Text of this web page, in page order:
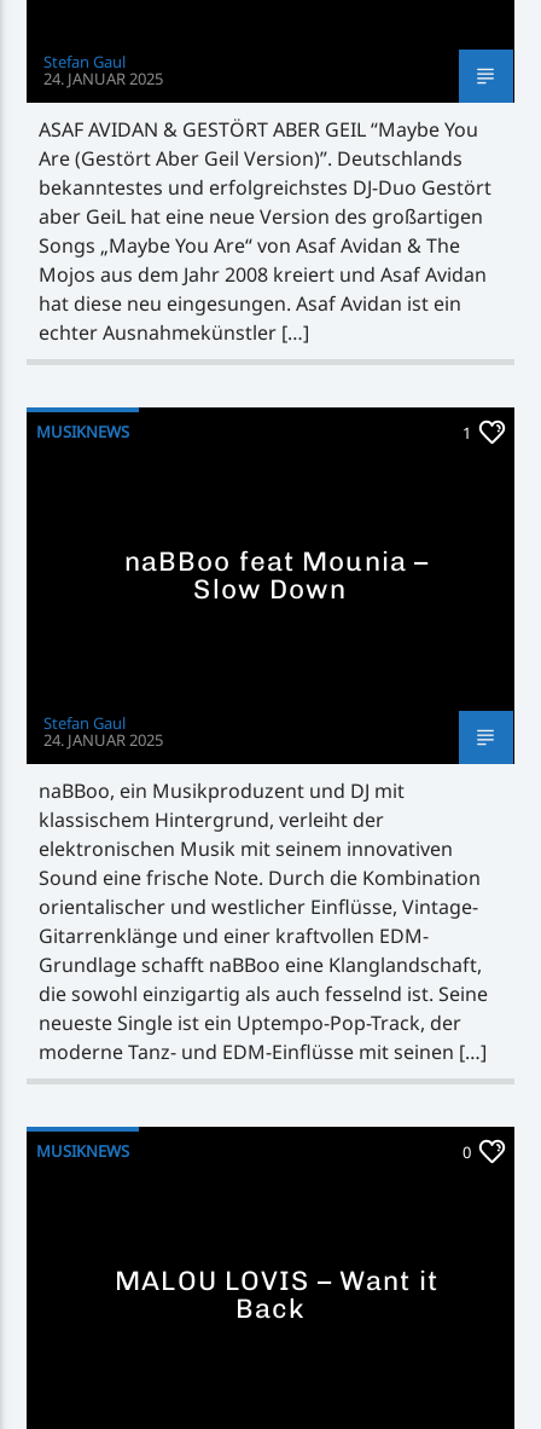
Stefan Gaul
24. JANUAR 2025
ASAF AVIDAN & GESTÖRT ABER GEIL “Maybe You
Are (Gestört Aber Geil Version)”. Deutschlands
bekanntestes und erfolgreichstes DJ-Duo Gestört
aber GeiL hat eine neue Version des großartigen
Songs „Maybe You Are“ von Asaf Avidan & The
Mojos aus dem Jahr 2008 kreiert und Asaf Avidan
hat diese neu eingesungen. Asaf Avidan ist ein
echter Ausnahmekünstler […]
MUSIKNEWS 1
naBBoo feat Mounia –
Slow Down
Stefan Gaul
24. JANUAR 2025
naBBoo, ein Musikproduzent und DJ mit
klassischem Hintergrund, verleiht der
elektronischen Musik mit seinem innovativen
Sound eine frische Note. Durch die Kombination
orientalischer und westlicher Einflüsse, Vintage-
Gitarrenklänge und einer kraftvollen EDM-
Grundlage schafft naBBoo eine Klanglandschaft,
die sowohl einzigartig als auch fesselnd ist. Seine
neueste Single ist ein Uptempo-Pop-Track, der
moderne Tanz- und EDM-Einflüsse mit seinen […]
MUSIKNEWS 0
MALOU LOVIS – Want it
Back